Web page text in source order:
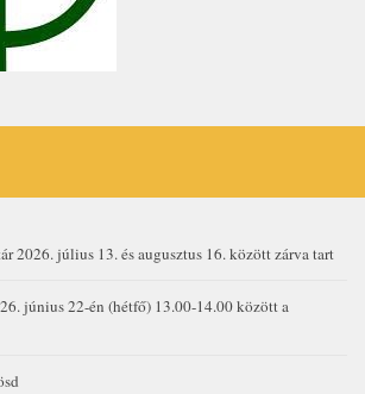
2026. július 13. és augusztus 16. között zárva tart
június 22-én (hétfő) 13.00-14.00 között a